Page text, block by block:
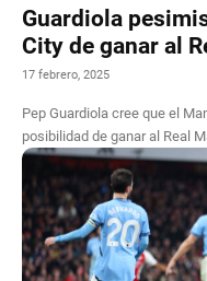
Guardiola
City de ganar al
17 febrero, 2025
Pep Guardiola cree que el
posibilidad de ganar al Real